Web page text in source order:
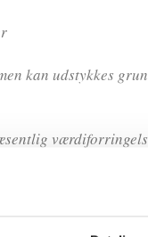
kan udstykkes
som ejeren eller
har ejet